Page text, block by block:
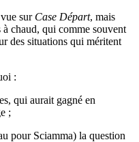
sur Case Départ, mais
chaud, qui comme souvent
des situations qui méritent
:
qui aurait gagné en
;
pour Sciamma) la question